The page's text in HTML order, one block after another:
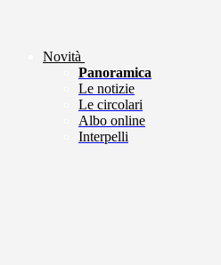
Novità
Panoramica
Le notizie
Le circolari
Albo online
Interpelli